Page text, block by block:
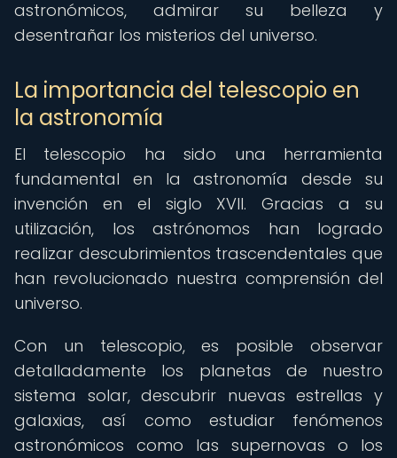
astronómicos, admirar su belleza y
desentrañar los misterios del universo.
La importancia del telescopio en
la astronomía
El telescopio ha sido una herramienta
fundamental en la astronomía desde su
invención en el siglo XVII. Gracias a su
utilización, los astrónomos han logrado
realizar descubrimientos trascendentales que
han revolucionado nuestra comprensión del
universo.
Con un telescopio, es posible observar
detalladamente los planetas de nuestro
sistema solar, descubrir nuevas estrellas y
galaxias, así como estudiar fenómenos
astronómicos como las supernovas o los